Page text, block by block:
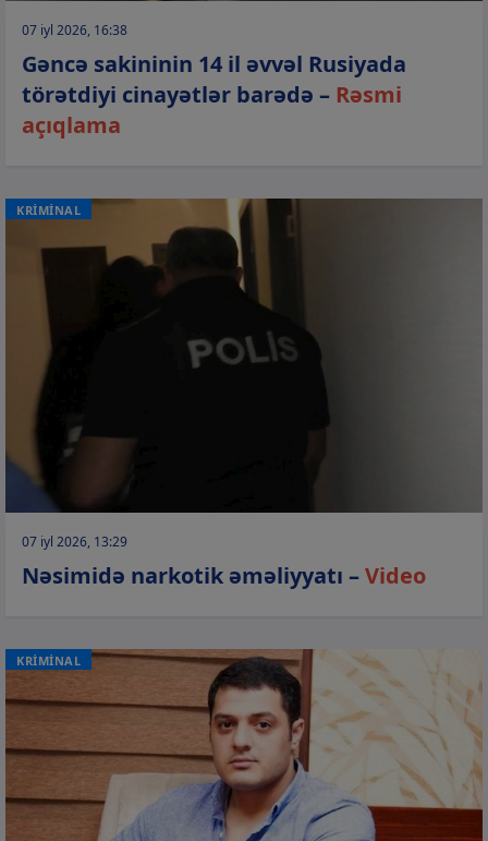
07 iyl 2026, 16:38
Gəncə sakininin 14 il əvvəl Rusiyada
törətdiyi cinayətlər barədə – Rəsmi
açıqlama
KRİMİNAL
07 iyl 2026, 13:29
Nəsimidə narkotik əməliyyatı –Video
KRİMİNAL